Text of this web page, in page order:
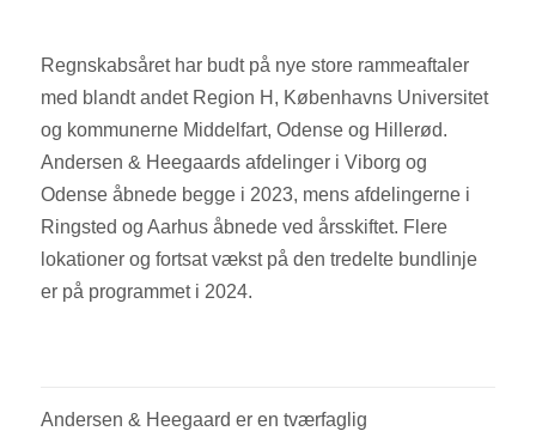
Regnskabsåret har budt på nye store rammeaftaler
med blandt andet Region H, Københavns Universitet
og kommunerne Middelfart, Odense og Hillerød.
Andersen & Heegaards afdelinger i Viborg og
Odense åbnede begge i 2023, mens afdelingerne i
Ringsted og Aarhus åbnede ved årsskiftet. Flere
lokationer og fortsat vækst på den tredelte bundlinje
er på programmet i 2024.
Andersen & Heegaard er en tværfaglig